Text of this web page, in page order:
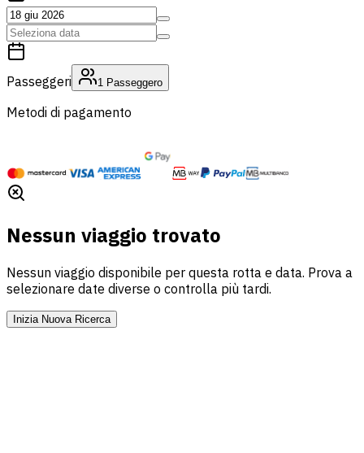
Passeggeri 1 Passeggero
Metodi di pagamento
Nessun viaggio trovato
Nessun viaggio disponibile per questa rotta e data. Prova a
selezionare date diverse o controlla più tardi.
Inizia Nuova Ricerca